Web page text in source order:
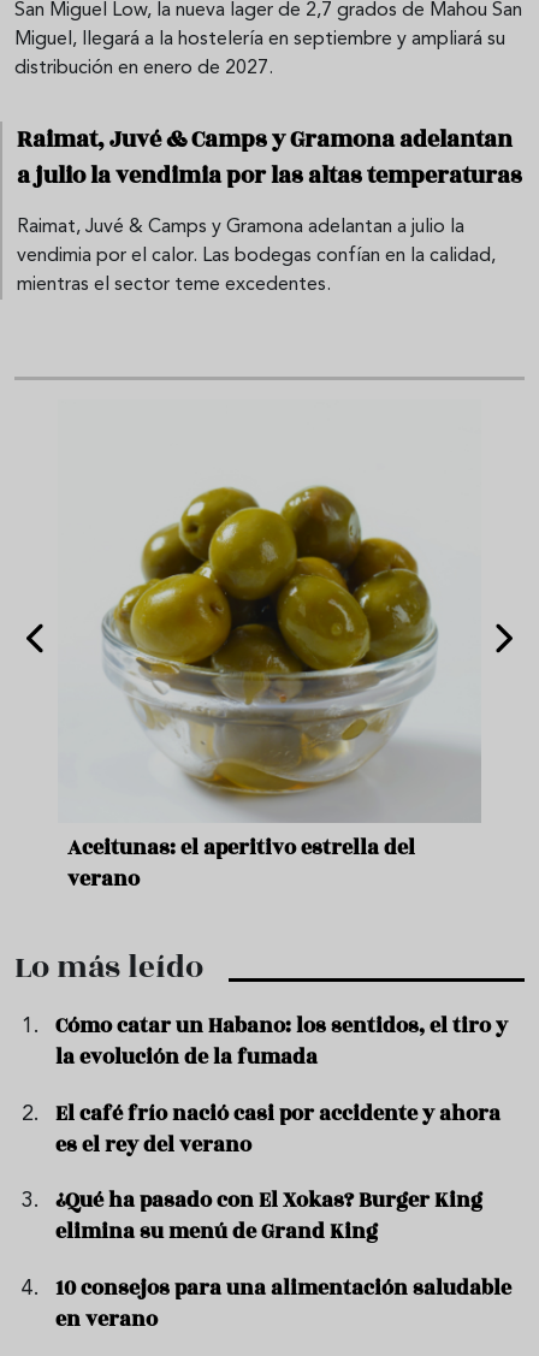
San Miguel Low, la nueva lager de 2,7 grados de Mahou San
Miguel, llegará a la hostelería en septiembre y ampliará su
distribución en enero de 2027.
Raimat, Juvé & Camps y Gramona adelantan
a julio la vendimia por las altas temperaturas
Raimat, Juvé & Camps y Gramona adelantan a julio la
vendimia por el calor. Las bodegas confían en la calidad,
mientras el sector teme excedentes.
Sopa fría de sandía: el plato que
querrás repetir todo el verano
Lo más leído
Cómo catar un Habano: los sentidos, el tiro y
la evolución de la fumada
El café frío nació casi por accidente y ahora
es el rey del verano
¿Qué ha pasado con El Xokas? Burger King
elimina su menú de Grand King
10 consejos para una alimentación saludable
en verano